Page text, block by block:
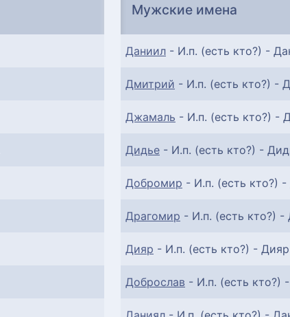
Мужские имена
Даниил - И.п. (есть кто?) -
Дмитрий - И.п. (есть кто?) -
Джамаль - И.п. (есть кто?) -
Дидье - И.п. (есть кто?) -
Добромир - И.п. (есть кто?)
Драгомир - И.п. (есть кто?) -
Дияр - И.п. (есть кто?) -
Доброслав - И.п. (есть кто?)